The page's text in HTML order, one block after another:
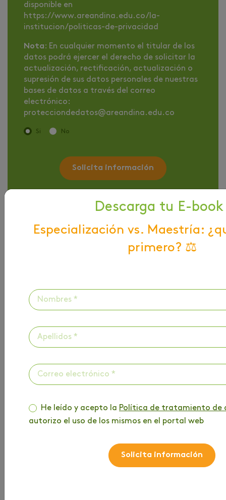
disponible en
https://www.areandina.edu.co/la-
institucion/politicas-de-privacidad
Nota: En cualquier momento el titular de los
datos podrá ejercer el derecho de solicitar la
actualización, rectificación, actualización o
supresión de sus datos personales de nuestras
bases de datos a través del correo
electrónico:
protecciondedatos@areandina.edu.co
Si No
Solicita información
HAZ PARTE DE
Entérate de toda la información que tenemos
Descarga tu E-book
Especialización vs. Maestría:
primero? ⚖️
He leído y acepto la Política de tratamiento de
autorizo el uso de los mismos en el portal web
Solicita información